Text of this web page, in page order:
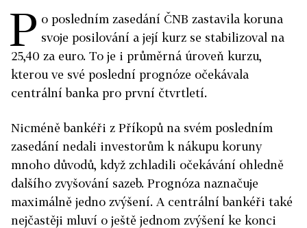
P o posledním zasedání ČNB zastavila koruna
svoje posilování a její kurz se stabilizoval na
25,40 za euro. To je i průměrná úroveň kurzu,
kterou ve své poslední prognóze očekávala
centrální banka pro první čtvrtletí.
Nicméně bankéři z Příkopů na svém posledním
zasedání nedali investorům k nákupu koruny
mnoho důvodů, když zchladili očekávání ohledně
dalšího zvyšování sazeb. Prognóza naznačuje
maximálně jedno zvýšení. A centrální bankéři také
nejčastěji mluví o ještě jednom zvýšení ke konci